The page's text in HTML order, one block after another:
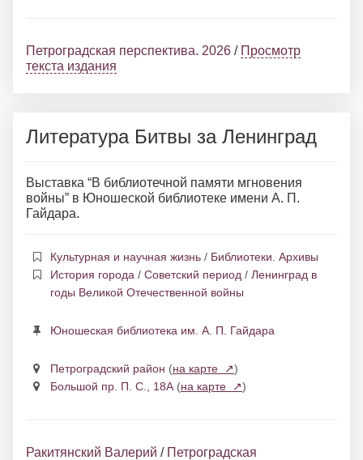
Петроградская перспектива. 2026 / Просмотр
текста издания
Литература Битвы за Ленинград
Выставка “В библиотечной памяти мгновения
войны” в Юношеской библиотеке имени А. П.
Гайдара.
Культурная и научная жизнь / Библиотеки. Архивы
История города / Советский период / Ленинград в
годы Великой Отечественной войны
Юношеская библиотека им. А. П. Гайдара
Петроградский район (на карте ↗)
Большой пр. П. С., 18А (на карте ↗)
Ракитянский Валерий / Петроградская